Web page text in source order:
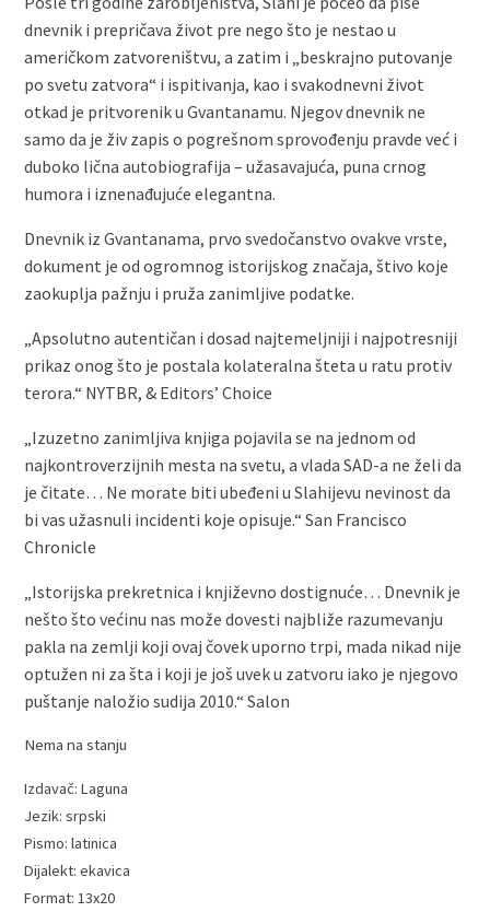
dnevnik i prepričava život pre nego što je nestao u
američkom zatvoreništvu, a zatim i „beskrajno putovanje
po svetu zatvora“ i ispitivanja, kao i svakodnevni život
otkad je pritvorenik u Gvantanamu. Njegov dnevnik ne
samo da je živ zapis o pogrešnom sprovođenju pravde već i
duboko lična autobiografija – užasavajuća, puna crnog
humora i iznenađujuće elegantna.
Dnevnik iz Gvantanama, prvo svedočanstvo ovakve vrste,
dokument je od ogromnog istorijskog značaja, štivo koje
zaokuplja pažnju i pruža zanimljive podatke.
„Apsolutno autentičan i dosad najtemeljniji i najpotresniji
prikaz onog što je postala kolateralna šteta u ratu protiv
terora.“ NYTBR, & Editors’ Choice
„Izuzetno zanimljiva knjiga pojavila se na jednom od
najkontroverzijnih mesta na svetu, a vlada SAD-a ne želi da
je čitate… Ne morate biti ubeđeni u Slahijevu nevinost da
bi vas užasnuli incidenti koje opisuje.“ San Francisco
Chronicle
„Istorijska prekretnica i književno dostignuće… Dnevnik je
nešto što većinu nas može dovesti najbliže razumevanju
pakla na zemlji koji ovaj čovek uporno trpi, mada nikad nije
optužen ni za šta i koji je još uvek u zatvoru iako je njegovo
puštanje naložio sudija 2010.“ Salon
Nema na stanju
Laguna
srpski
latinica
ekavica
13x20